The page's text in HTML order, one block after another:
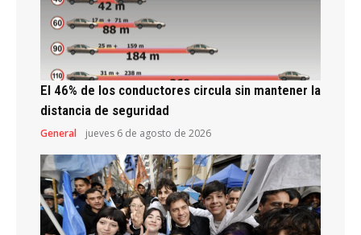
El 46% de los conductores circula sin mantener la
distancia de seguridad
General jueves 6 de agosto de 2026